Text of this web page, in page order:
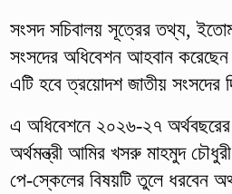
সংসদ সচিবালয় সূত্রের তথ্য,
সংসদের অধিবেশন আহবান করেছেন
এটি হবে ত্রয়োদশ জাতীয় সংসদের
এ অধিবেশনে ২০২৬-২৭
অর্থমন্ত্রী আমির খসরু মাহমুদ
পে-স্কেলের বিষয়টি তুলে ধরবেন